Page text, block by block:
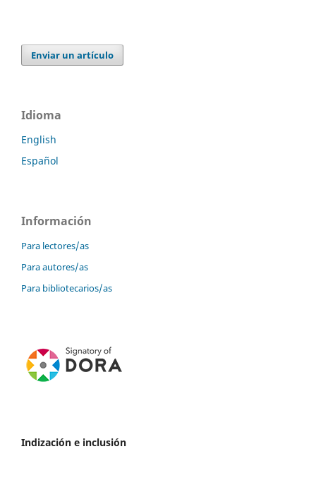
Enviar un artículo
Idioma
English
Español
Información
Para lectores/as
Para autores/as
Para bibliotecarios/as
Indización e inclusión